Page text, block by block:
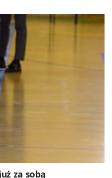
za sobą